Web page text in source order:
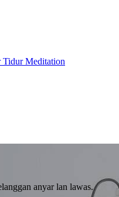
anyar lan lawas.